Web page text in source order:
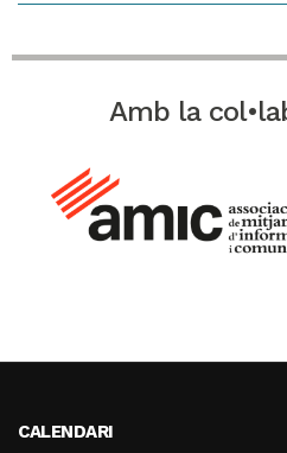
Amb la
CALENDARI